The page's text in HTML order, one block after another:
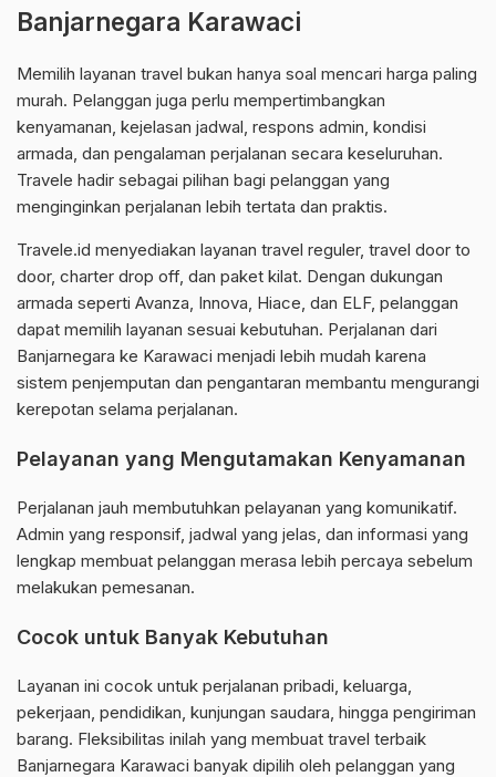
Banjarnegara Karawaci
Memilih layanan travel bukan hanya soal mencari harga paling
murah. Pelanggan juga perlu mempertimbangkan
kenyamanan, kejelasan jadwal, respons admin, kondisi
armada, dan pengalaman perjalanan secara keseluruhan.
Travele hadir sebagai pilihan bagi pelanggan yang
menginginkan perjalanan lebih tertata dan praktis.
Travele.id menyediakan layanan travel reguler, travel door to
door, charter drop off, dan paket kilat. Dengan dukungan
armada seperti Avanza, Innova, Hiace, dan ELF, pelanggan
dapat memilih layanan sesuai kebutuhan. Perjalanan dari
Banjarnegara ke Karawaci menjadi lebih mudah karena
sistem penjemputan dan pengantaran membantu mengurangi
kerepotan selama perjalanan.
Pelayanan yang Mengutamakan Kenyamanan
Perjalanan jauh membutuhkan pelayanan yang komunikatif.
Admin yang responsif, jadwal yang jelas, dan informasi yang
lengkap membuat pelanggan merasa lebih percaya sebelum
melakukan pemesanan.
Cocok untuk Banyak Kebutuhan
Layanan ini cocok untuk perjalanan pribadi, keluarga,
pekerjaan, pendidikan, kunjungan saudara, hingga pengiriman
barang. Fleksibilitas inilah yang membuat travel terbaik
Banjarnegara Karawaci banyak dipilih oleh pelanggan yang